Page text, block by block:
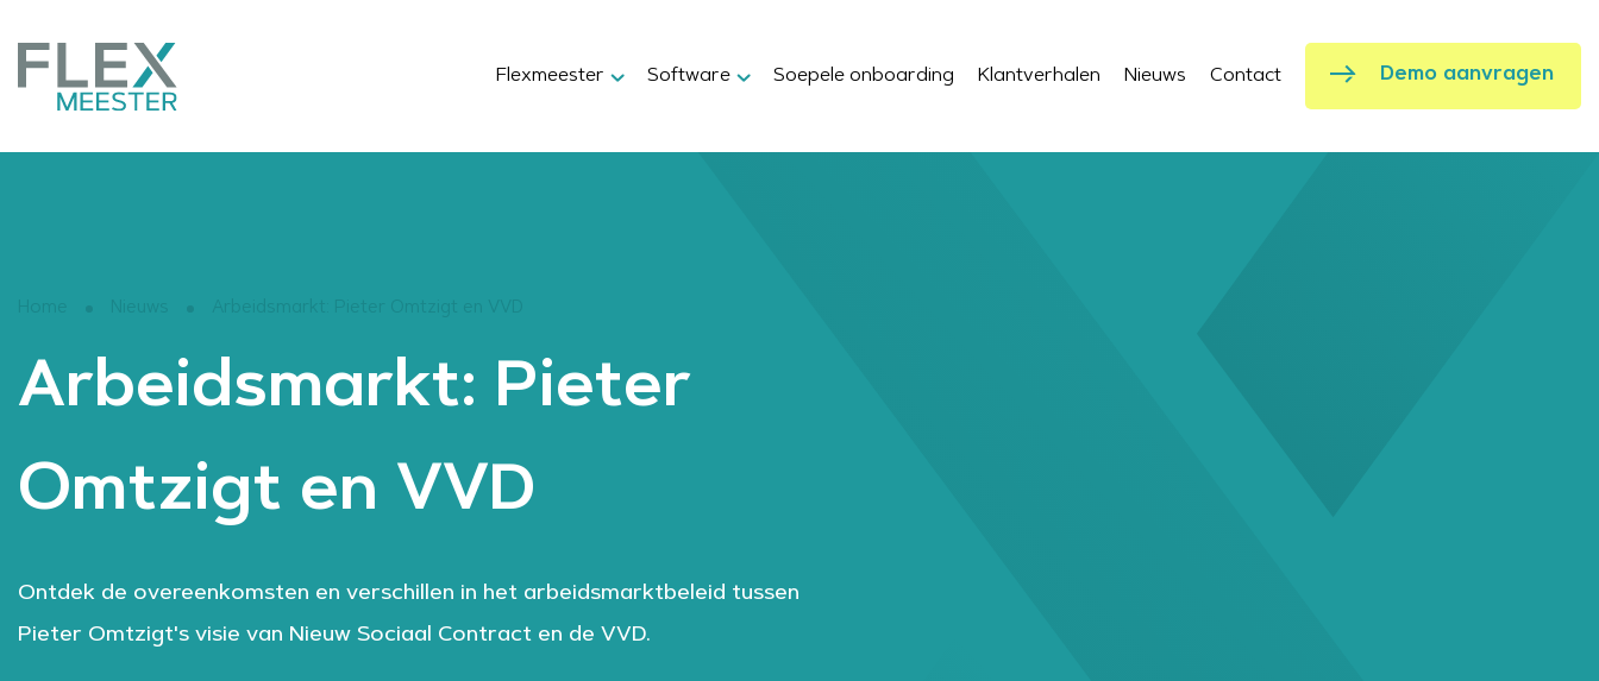
Flexmeester Software Soepele onboarding Klantverhalen Nieuws Contact
Demo aanvragen
Arbeidsmarkt: Pieter
Omtzigt en VVD
Ontdek de overeenkomsten en verschillen in het arbeidsmarktbeleid tussen
Pieter Omtzigt's visie van Nieuw Sociaal Contract en de VVD.